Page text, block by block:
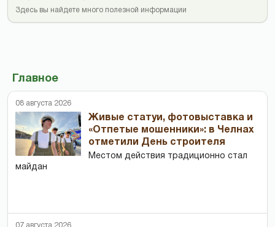
Здесь вы найдете много полезной информации
Главное
08 августа 2026
Живые статуи, фотовыставка и
«Отпетые мошенники»: в Челнах
отметили День строителя
Местом действия традиционно стал
майдан
07 августа 2026